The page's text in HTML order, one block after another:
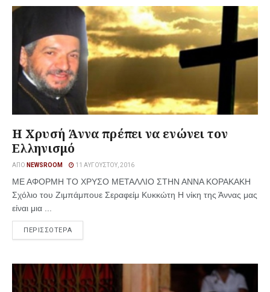
Η Χρυσή Άννα πρέπει να ενώνει τον
Ελληνισμό
ΑΠΌ NEWSROOM 11 ΑΥΓΟΎΣΤΟΥ, 2016
ΜΕ ΑΦΟΡΜΗ ΤΟ ΧΡΥΣΟ ΜΕΤΑΛΛΙΟ ΣΤΗΝ ΑΝΝΑ ΚΟΡΑΚΑΚΗ
Σχόλιο του Ζιμπάμπουε Σεραφείμ Κυκκώτη H νίκη της Άννας μας
είναι μια ...
ΠΕΡΙΣΣΟΤΕΡΑ